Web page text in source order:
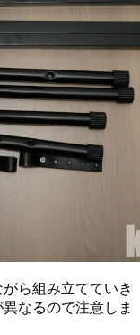
ら組み立てていき
なるので注意しま